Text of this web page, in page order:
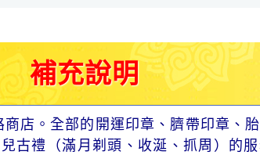
補充說明
店。全部的開運印章、臍帶印章、
古禮（滿月剃頭、收涎、抓周）的